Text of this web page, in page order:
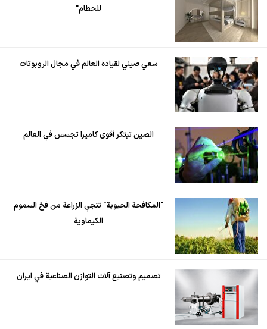
للحطام"
سعي صيني لقيادة العالم في مجال الروبوتات
الصين تبتكر أقوى كاميرا تجسس في العالم
"المكافحة الحيوية" تنجي الزراعة من فخ السموم
الكيماوية
تصميم وتصنيع آلات التوازن الصناعية في ايران